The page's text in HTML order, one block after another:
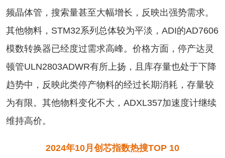
频晶体管，搜索量甚至大幅增长，反映出强势需求。
其他物料，STM32系列总体较为平淡，ADI的AD7606
模数转换器已经度过需求高峰。价格方面，停产达灵
顿管ULN2803ADWR有所上扬，且库存量也处于下降
趋势中，反映此类停产物料的经过长期消耗，存量较
为有限。其他物料变化不大，ADXL357加速度计继续
维持高价。
2024年10月创芯指数热搜TOP 10